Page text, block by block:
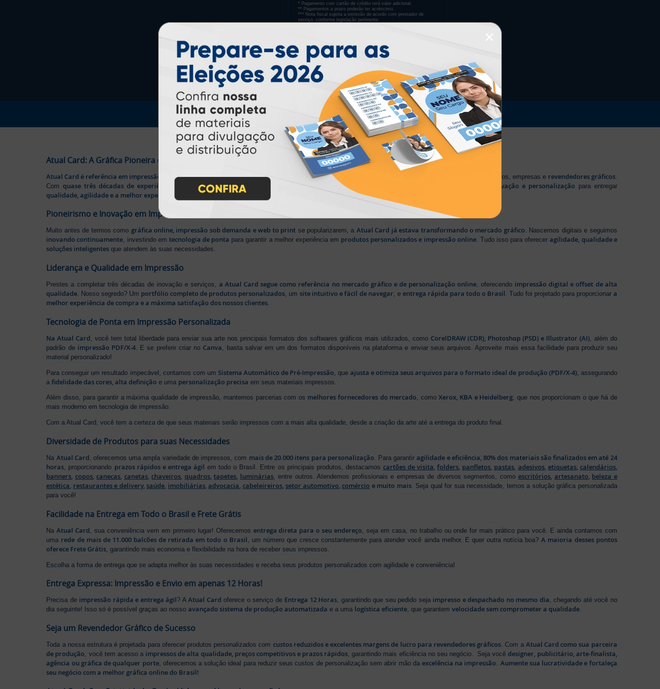
* Pagamento com cartão de crédito terá valor adicional.
** Pagamentos a prazo poderão ter acréscimo.
*** Nota fiscal sujeita a emissão de acordo com prestador de
serviço, conforme legislação pertinente.
PARTICIPE
IMPRA INDUSTRIA GRAFICA LTDA | CNPJ: 28.045.354/0002-52
Atual Card © 2026. Todos os direitos reservados.
Atual Card: A Gráfica Pioneira em Personalização Online
Atual Card é referência em impressão gráfica online no Brasil, oferecendo uma ampla variedade de produtos e soluções para atender profissionais autônomos, empresas e revendedores gráficos.
Comquase três décadas de experiência , somos pioneiros no segmento de impressão sob demanda tecnologia, inovação e personalização para entregar
qualidade, agilidade e a melhor experiência aos nossos clientes.
Pioneirismo e Inovação em Impressão personalizada
Muito antes de termos como gráfica online, impressão sob demanda e web to print se popularizarem, a Atual Card já estava transformando o mercado gráfico. Nascemos digitais e seguimos
inovando continuamente, investindo em tecnologia de ponta para garantir a melhor experiência em produtos personalizados e impressão online. Tudo isso para ofereceragilidade, qualidade e
soluções inteligentes que atendem às suas necessidades.
Liderança e Qualidade em Impressão
Prestes a completar três décadas de inovação e serviços,a Atual Card segue como referência no mercado gráfico e de personalização online , oferecendo impressão digital e offset de alta
qualidade . Nosso segredo? Um portfólio completo de produtos personalizados , um site intuitivo e fácil de navegar , e entrega rápida para todo o Brasil . Tudo foi projetado para proporcionar a
melhor experiência de compra e a máxima satisfação dos nossos clientes
Tecnologia de Ponta em Impressão Personalizada
Na Atual Card , você tem total liberdade para enviar sua arte nos principais formatos dos softwares gráficos mais utilizados, como CorelDRAW (CDR), Photoshop (PSD) e Illustrator (AI), além do
padrão de impressão PDF/X-4 . E se preferir criar no Canva , basta salvar em um dos formatos disponíveis na plataforma e enviar seus arquivos. Aproveite mais essa facilidade para produzir seu
material personalizado!
Para conseguir um resultado impecável, contamos com um Sistema Automático de Pré-Impressão , queajusta e otimiza seus arquivos para o formato ideal de produção (PDF/X-4), assegurando
afidelidade das cores, alta definição e uma personalização precisa em seus materiais impressos.
Além disso, para garantir a máxima qualidade de impressão, mantemos parcerias com os melhores fornecedores do mercado, comoXerox, KBA e Heidelberg, que nos proporcionam o que há de
mais moderno em tecnologia de impressão.
Com a Atual Card, você tem a certeza de que seus materiais serão impressos com a mais alta qualidade, desde a criação da arte até a entrega do produto final.
Diversidade de Produtos para suas Necessidades
Na Atual Card, oferecemos uma ampla variedade de impressos, com mais de 20.000 itens para personalização. Para garantiragilidade e eficiência, 80% dos materiais são finalizados em até 24
horas, proporcionando prazos rápidos e entrega ágil em todo o Brasil. Entre os principais produtos, destacamos cartões de visita,folders, panfletos, pastas, adesivos, etiquetas, calendários,
banners, copos,canecas, canetas,chaveiros, quadros,tapetes, luminárias, entre outros. Atendemos profissionais e empresas de diversos segmentos, comoescritórios, artesanato, beleza e
estética, restaurantes e delivery, saúde, imobiliárias,advocacia, cabeleireiros, setor automotivo,comércio e muito mais. Seja qual for sua necessidade, temos a solução gráfica personalizada
para você!
Facilidade na Entrega em Todo o Brasil e Frete Grátis
NaAtual Card , sua conveniência vem em primeiro lugar! Oferecemos entrega direta para o seu endereço , seja em casa, no trabalho ou onde for mais prático para você. E ainda contamos com
uma rede de mais de 11.000 balcões de retirada em todo o Brasil , um número que cresce constantemente para atender você ainda melhor. E quer outra notícia boa?A maioria desses pontos
oferece Frete Grátis , garantindo mais economia e flexibilidade na hora de receber seus impressos.
Escolha a forma de entrega que se adapta melhor às suas necessidades e receba seus produtos personalizados com agilidade e conveniência!
Entrega Expressa: Impressão e Envio em apenas 12 Horas!
Precisa de impressão rápida e entrega ágil? AAtual Card oferece o serviço de Entrega 12 Horas, garantindo que seu pedido seja impresso e despachado no mesmo dia, chegando até você no
dia seguinte! Isso só é possível graças ao nossoavançado sistema de produção automatizada e a uma logística eficiente, que garantemvelocidade sem comprometer a qualidade.
Seja um Revendedor Gráfico de Sucesso
Toda a nossa estrutura é projetada para oferecer produtos personalizados com custos reduzidos e excelentes margens de lucro para revendedores gráficos . Com a Atual Card como sua parceira
de produção , você tem acesso a impressos de alta qualidade, preços competitivos e prazos rápidos , garantindo mais eficiência no seu negócio. Seja vocêdesigner, publicitário, arte-finalista,
agência ou gráfica de qualquer porte, oferecemos a solução ideal para reduzir seus custos de personalização sem abrir mão daexcelência na impressão Aumente sua lucratividade e fortaleça
seu negócio com a melhor gráfica online do Brasil!